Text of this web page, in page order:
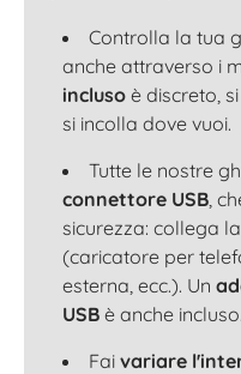
Controlla la tua
anche attraverso i
incluso è discreto,
si incolla dove vuoi.
Tutte le nostre
connettore USB ,
sicurezza: collega
(caricatore per
esterna, ecc.). Un
USB è anche incluso.
Fai variare